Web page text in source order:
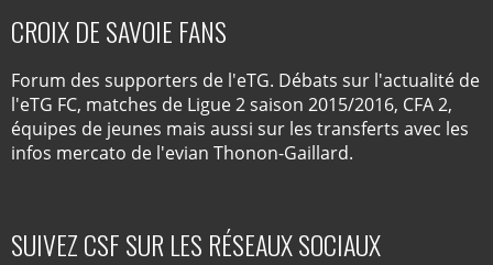
CROIX DE SAVOIE FANS
Forum des supporters de l'eTG. Débats sur l'actualité de
l'eTG FC, matches de Ligue 2 saison 2015/2016, CFA 2,
équipes de jeunes mais aussi sur les transferts avec les
infos mercato de l'evian Thonon-Gaillard.
SUIVEZ CSF SUR LES RÉSEAUX SOCIAUX